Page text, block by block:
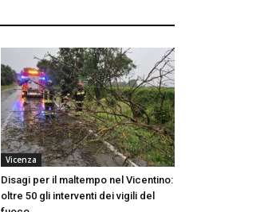
Vicenza
Disagi per il maltempo nel Vicentino:
oltre 50 gli interventi dei vigili del